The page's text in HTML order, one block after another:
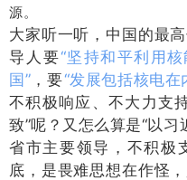
源。
大家听一听，中国的最
导人要“坚持和平利用核
国”，要“发展包括核电在
不积极响应、不大力支
致”呢？又怎么算是“以习
省市主要领导，不积极
底，是畏难思想在作怪